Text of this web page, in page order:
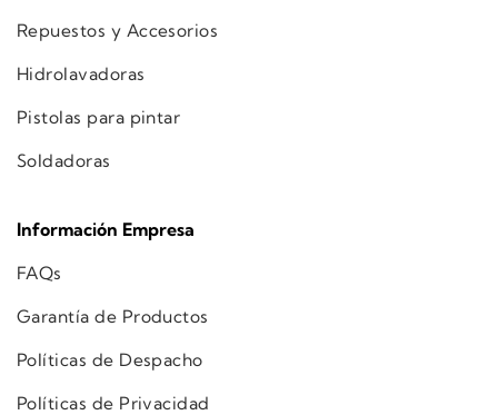
Repuestos y Accesorios
Hidrolavadoras
Pistolas para pintar
Soldadoras
Información Empresa
FAQs
Garantía de Productos
Políticas de Despacho
Políticas de Privacidad